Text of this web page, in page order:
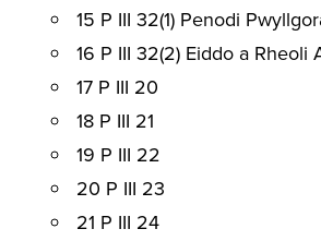
15 P III 32(1) Penodi
16 P III 32(2) Eiddo a Rheoli
17 P III 20
18 P III 21
19 P III 22
20 P III 23
21 P III 24